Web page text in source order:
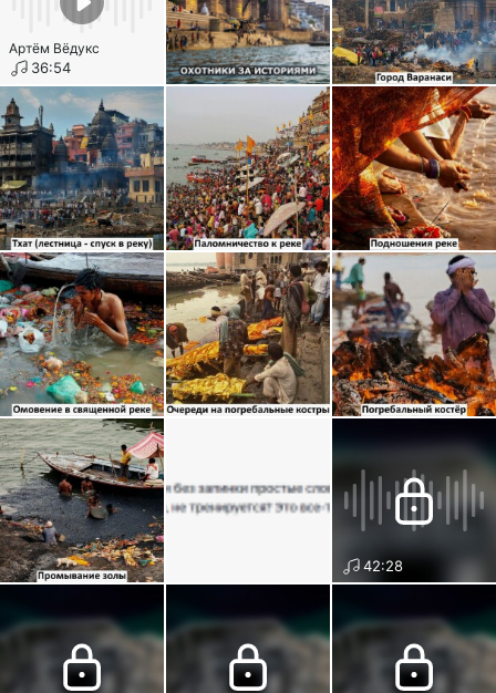
Артём Вёдукс
36:54
42:28